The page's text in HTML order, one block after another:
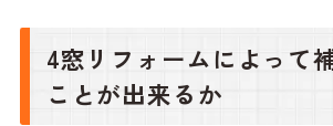
4窓リフォームによって
ことが出来るか